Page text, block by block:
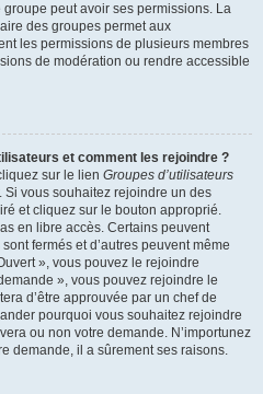
peut avoir ses permissions. La
des groupes permet aux
les permissions de plusieurs membres
de modération ou rendre accessible
et comment les rejoindre ?
sur le lien Groupes d’utilisateurs
Si vous souhaitez rejoindre un des
et cliquez sur le bouton approprié.
en libre accès. Certains peuvent
fermés et d’autres peuvent même
», vous pouvez le rejoindre
», vous pouvez rejoindre le
d’être approuvée par un chef de
pourquoi vous souhaitez rejoindre
ou non votre demande. N’importunez
demande, il a sûrement ses raisons.